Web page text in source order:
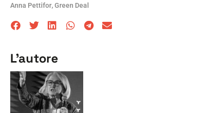
Anna Pettifor,Green Deal
L'autore